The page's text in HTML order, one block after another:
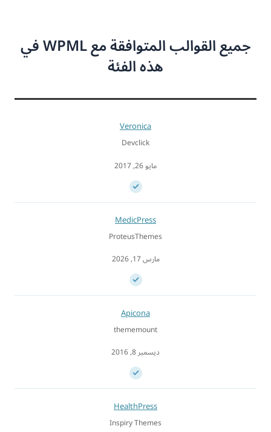
جميع القوالب المتوافقة مع WPML في
هذه الفئة
Veronica
Devclick
مايو 26, 2017
MedicPress
ProteusThemes
مارس 17, 2026
Apicona
thememount
ديسمبر 8, 2016
HealthPress
Inspiry Themes